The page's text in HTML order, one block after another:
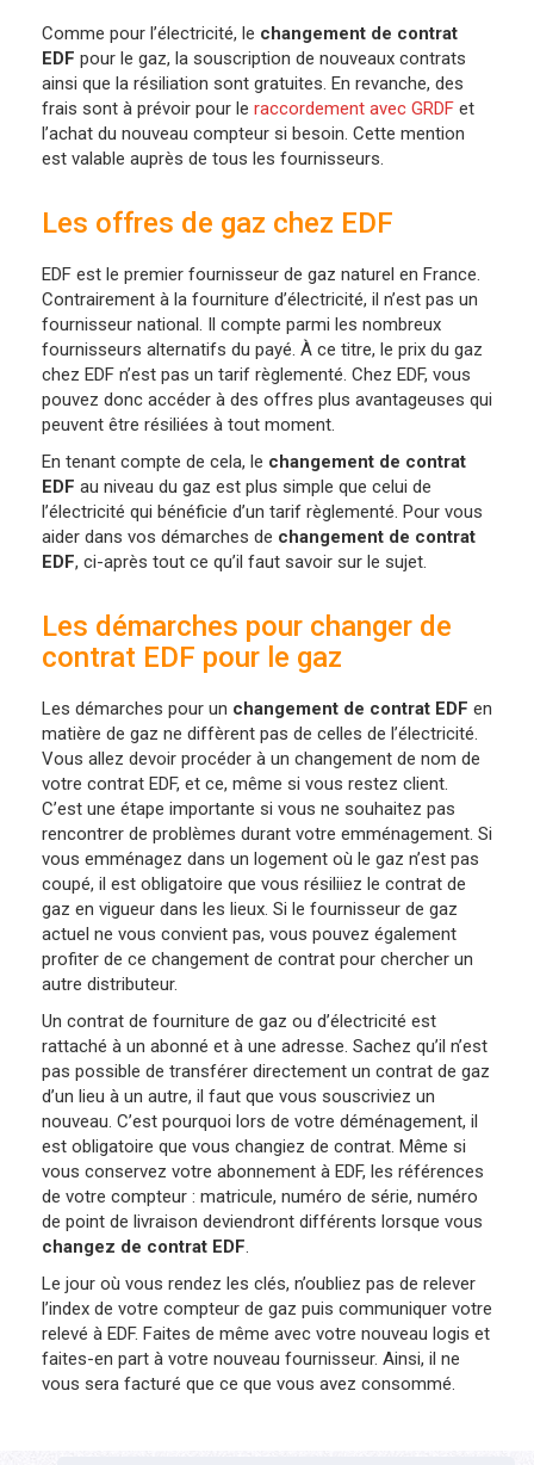
Comme pour l’électricité, le changement de contrat
EDF pour le gaz, la souscription de nouveaux contrats
ainsi que la résiliation sont gratuites. En revanche, des
frais sont à prévoir pour le raccordement avec GRDF et
l’achat du nouveau compteur si besoin. Cette mention
est valable auprès de tous les fournisseurs.
Les offres de gaz chez EDF
EDF est le premier fournisseur de gaz naturel en France.
Contrairement à la fourniture d’électricité, il n’est pas un
fournisseur national. Il compte parmi les nombreux
fournisseurs alternatifs du payé. À ce titre, le prix du gaz
chez EDF n’est pas un tarif règlementé. Chez EDF, vous
pouvez donc accéder à des offres plus avantageuses qui
peuvent être résiliées à tout moment.
En tenant compte de cela, le changement de contrat
EDF au niveau du gaz est plus simple que celui de
l’électricité qui bénéficie d’un tarif règlementé. Pour vous
aider dans vos démarches de changement de contrat
EDF, ci-après tout ce qu’il faut savoir sur le sujet.
Les démarches pour changer de
contrat EDF pour le gaz
Les démarches pour un changement de contrat EDF en
matière de gaz ne diffèrent pas de celles de l’électricité.
Vous allez devoir procéder à un changement de nom de
votre contrat EDF, et ce, même si vous restez client.
C’est une étape importante si vous ne souhaitez pas
rencontrer de problèmes durant votre emménagement. Si
vous emménagez dans un logement où le gaz n’est pas
coupé, il est obligatoire que vous résiliiez le contrat de
gaz en vigueur dans les lieux. Si le fournisseur de gaz
actuel ne vous convient pas, vous pouvez également
profiter de ce changement de contrat pour chercher un
autre distributeur.
Un contrat de fourniture de gaz ou d’électricité est
rattaché à un abonné et à une adresse. Sachez qu’il n’est
pas possible de transférer directement un contrat de gaz
d’un lieu à un autre, il faut que vous souscriviez un
nouveau. C’est pourquoi lors de votre déménagement, il
est obligatoire que vous changiez de contrat. Même si
vous conservez votre abonnement à EDF, les références
de votre compteur : matricule, numéro de série, numéro
de point de livraison deviendront différents lorsque vous
changez de contrat EDF.
Le jour où vous rendez les clés, n’oubliez pas de relever
l’index de votre compteur de gaz puis communiquer votre
relevé à EDF. Faites de même avec votre nouveau logis et
faites-en part à votre nouveau fournisseur. Ainsi, il ne
vous sera facturé que ce que vous avez consommé.